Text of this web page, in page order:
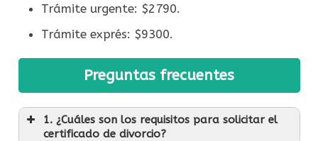
Trámite urgente: $2790.
Trámite exprés: $9300.
Preguntas frecuentes
1. ¿Cuáles son los requisitos para solicitar el
certificado de divorcio?